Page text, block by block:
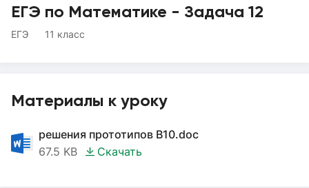
ЕГЭ по Математике - Задача 12
ЕГЭ 11 класс
Материалы к уроку
решения прототипов B10.doc
67.5 KB
Скачать